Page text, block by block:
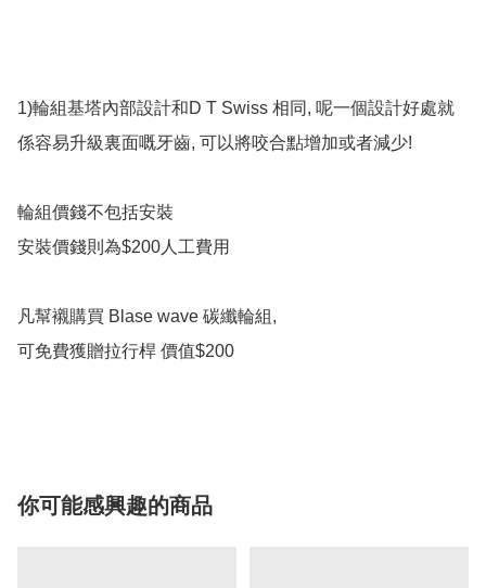
1)輪組基塔內部設計和D T Swiss 相同, 呢一個設計好處就
係容易升級裏面嘅牙齒, 可以將咬合點增加或者減少!
輪組價錢不包括安裝
安裝價錢則為$200人工費用
凡幫襯購買 Blase wave 碳纖輪組,
可免費獲贈拉行桿 價值$200
你可能感興趣的商品